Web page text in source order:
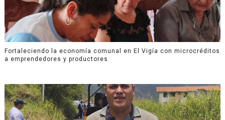
Fortaleciendo la economía comunal en El Vigía con microcréditos
a emprendedores y productores